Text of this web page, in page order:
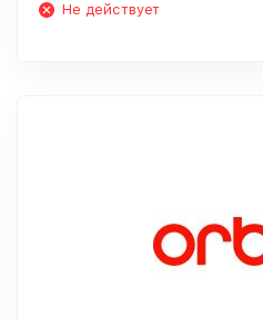
Не действует